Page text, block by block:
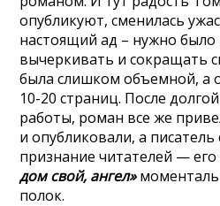
опубликуют, сменилась
настоящий ад – нужно было
вычеркивать и сокращать
была слишком объемной, а
10-20 страниц. После
работы, роман все же
и опубликовали, а писатель
признание читателей — его
дом свой, ангел»
полок.